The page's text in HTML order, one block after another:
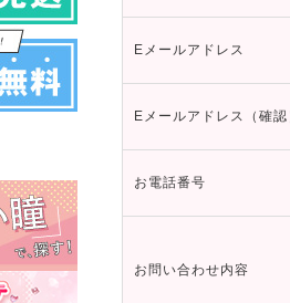
Eメールアドレス
Eメールアドレス（確認
お電話番号
お問い合わせ内容